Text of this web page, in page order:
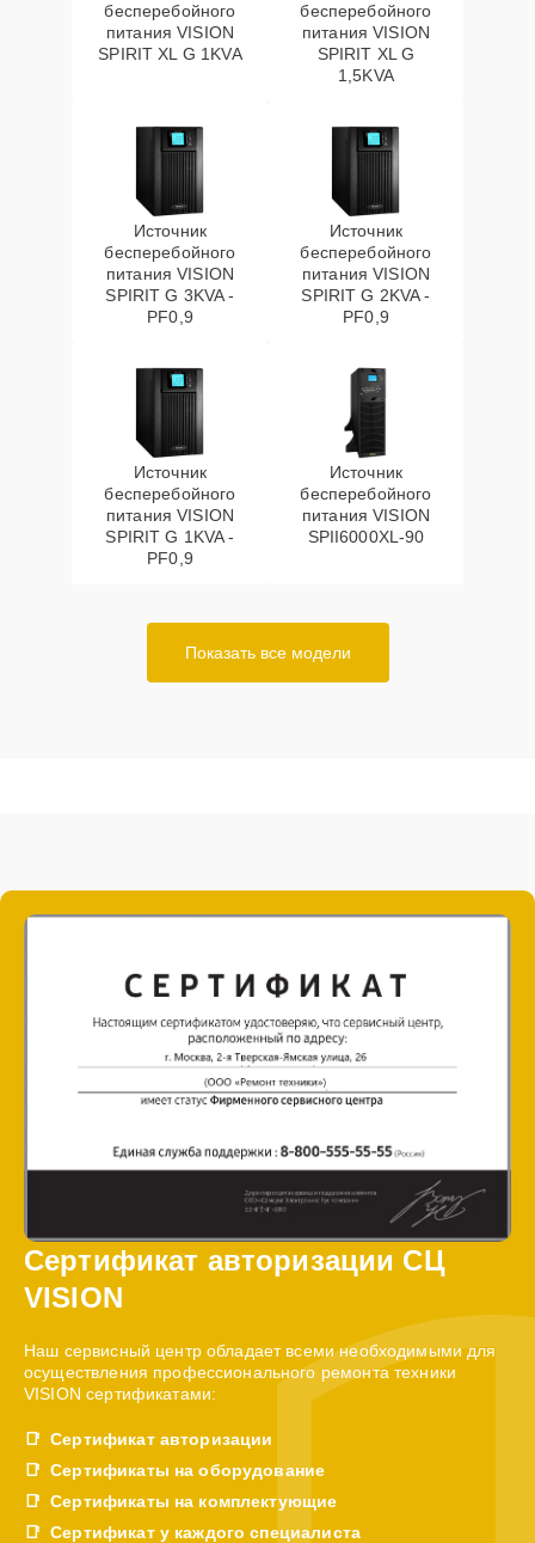
бесперебойного
питания VISION
SPIRIT XL G 1KVA
бесперебойного
питания VISION
SPIRIT XL G
1,5KVA
Источник
бесперебойного
питания VISION
SPIRIT G 3KVA -
PF0,9
Источник
бесперебойного
питания VISION
SPIRIT G 2KVA -
PF0,9
Источник
бесперебойного
питания VISION
SPIRIT G 1KVA -
PF0,9
Источник
бесперебойного
питания VISION
SPII6000XL-90
Показать все модели
Сертификат авторизации СЦ
VISION
Наш сервисный центр обладает всеми необходимыми для
осуществления профессионального ремонта техники
VISION сертификатами:
Сертификат авторизации
Сертификаты на оборудование
Сертификаты на комплектующие
Сертификат у каждого специалиста